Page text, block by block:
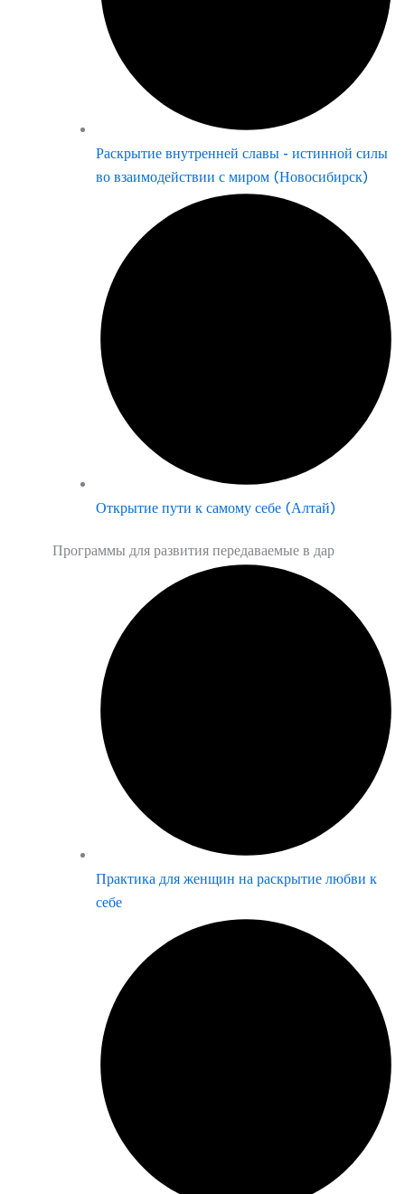
Раскрытие внутренней славы - истинной силы
во взаимодействии с миром (Новосибирск)
Открытие пути к самому себе (Алтай)
Программы для развития передаваемые в дар
Практика для женщин на раскрытие любви к
себе